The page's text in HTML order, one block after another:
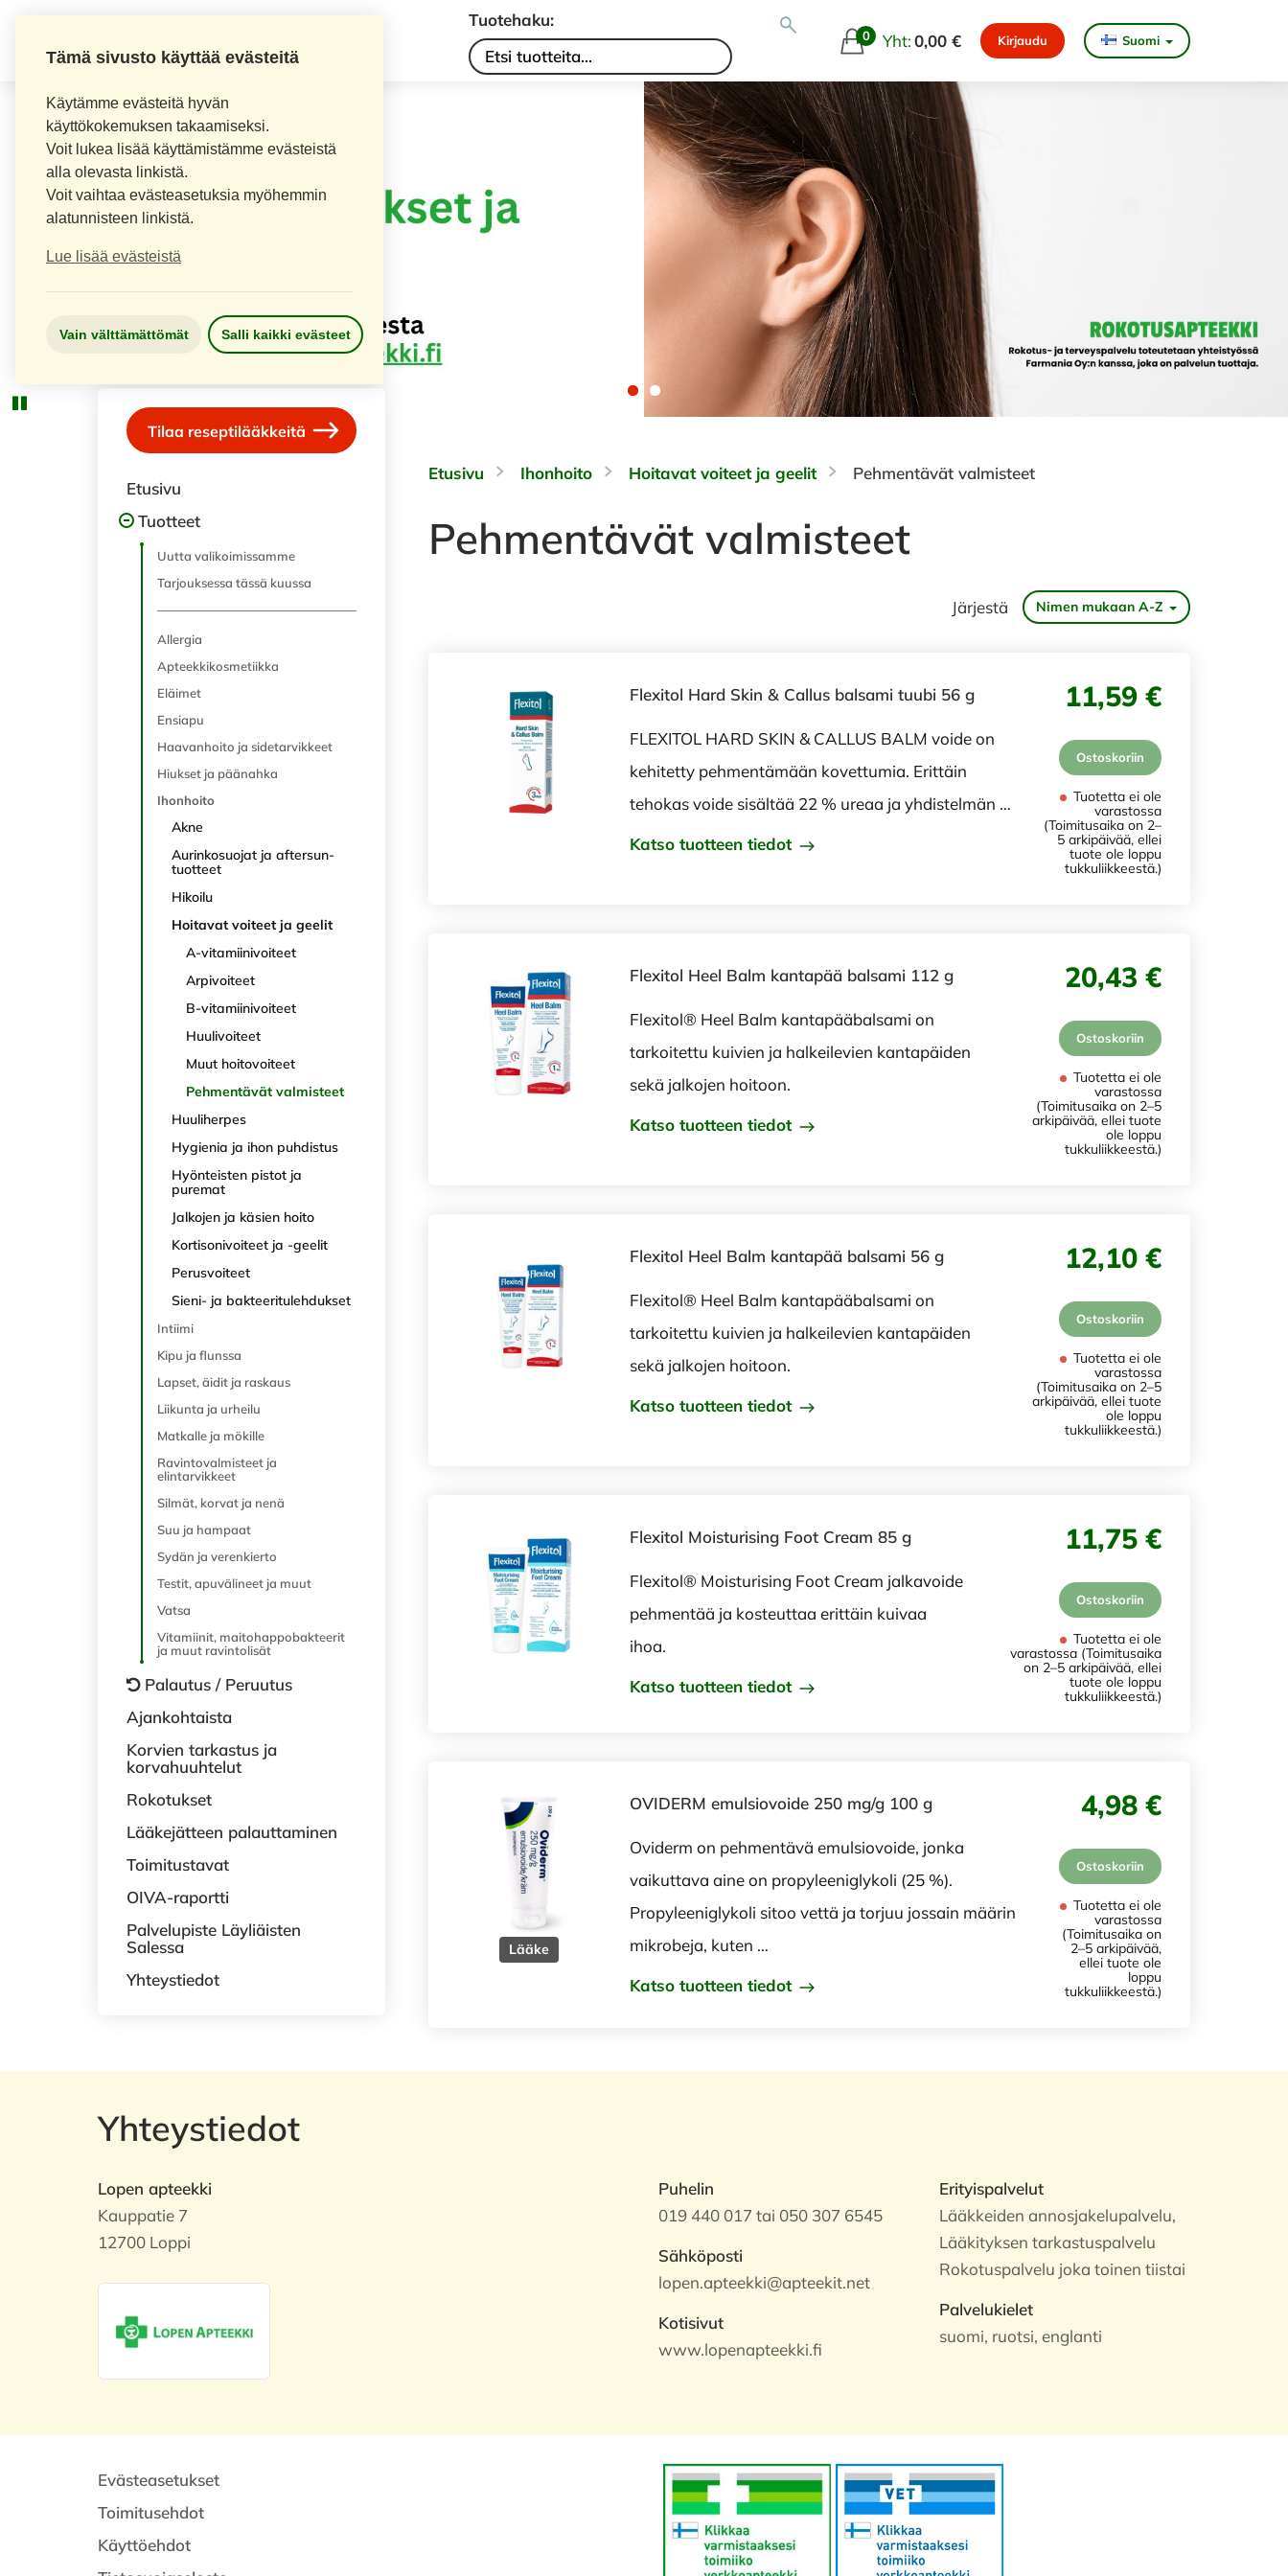
Tämä sivusto käyttää evästeitä
Käytämme evästeitä hyvän
käyttökokemuksen takaamiseksi.
Voit lukea lisää käyttämistämme evästeistä
alla olevasta linkistä.
Voit vaihtaa evästeasetuksia myöhemmin
alatunnisteen linkistä.
Lue lisää evästeistä
Vain välttämättömät Salli kaikki evästeet
Tuotehaku:
0 Yht:0,00 € Kirjaudu Suomi
Tilaa reseptilääkkeitä
Etusivu
Tuotteet
Uutta valikoimissamme
Tarjouksessa tässä kuussa
Allergia
Apteekkikosmetiikka
Eläimet
Ensiapu
Haavanhoito ja sidetarvikkeet
Hiukset ja päänahka
Ihonhoito
Akne
Aurinkosuojat ja aftersun-
tuotteet
Hikoilu
Hoitavat voiteet ja geelit
A-vitamiinivoiteet
Arpivoiteet
B-vitamiinivoiteet
Huulivoiteet
Muut hoitovoiteet
Pehmentävät valmisteet
Huuliherpes
Hygienia ja ihon puhdistus
Hyönteisten pistot ja
puremat
Jalkojen ja käsien hoito
Kortisonivoiteet ja -geelit
Perusvoiteet
Sieni- ja bakteeritulehdukset
Intiimi
Kipu ja flunssa
Lapset, äidit ja raskaus
Liikunta ja urheilu
Matkalle ja mökille
Ravintovalmisteet ja
elintarvikkeet
Silmät, korvat ja nenä
Suu ja hampaat
Sydän ja verenkierto
Testit, apuvälineet ja muut
Vatsa
Vitamiinit, maitohappobakteerit
ja muut ravintolisät
Palautus / Peruutus
Ajankohtaista
Korvien tarkastus ja
korvahuuhtelut
Rokotukset
Lääkejätteen palauttaminen
Toimitustavat
OIVA-raportti
Palvelupiste Läyliäisten
Salessa
Yhteystiedot
Etusivu Ihonhoito Hoitavat voiteet ja geelit Pehmentävät valmisteet
Pehmentävät valmisteet
Järjestä Nimen mukaan A-Z
Flexitol Hard Skin & Callus balsami tuubi 56 g
FLEXITOL HARD SKIN & CALLUS BALM voide on
kehitetty pehmentämään kovettumia. Erittäin
tehokas voide sisältää 22 % ureaa ja yhdistelmän …
Katso tuotteen tiedot
11,59 €
Ostoskoriin
Tuotetta ei ole
varastossa
(Toimitusaika on 2–
5 arkipäivää, ellei
tuote ole loppu
tukkuliikkeestä.)
Flexitol Heel Balm kantapää balsami 112 g
Flexitol® Heel Balm kantapääbalsami on
tarkoitettu kuivien ja halkeilevien kantapäiden
sekä jalkojen hoitoon.
Katso tuotteen tiedot
20,43 €
Ostoskoriin
Tuotetta ei ole
varastossa
(Toimitusaika on 2–5
arkipäivää, ellei tuote
ole loppu
tukkuliikkeestä.)
Flexitol Heel Balm kantapää balsami 56 g
Flexitol® Heel Balm kantapääbalsami on
tarkoitettu kuivien ja halkeilevien kantapäiden
sekä jalkojen hoitoon.
Katso tuotteen tiedot
12,10 €
Ostoskoriin
Tuotetta ei ole
varastossa
(Toimitusaika on 2–5
arkipäivää, ellei tuote
ole loppu
tukkuliikkeestä.)
Flexitol Moisturising Foot Cream 85 g
Flexitol® Moisturising Foot Cream jalkavoide
pehmentää ja kosteuttaa erittäin kuivaa
ihoa.
Katso tuotteen tiedot
11,75 €
Ostoskoriin
Tuotetta ei ole
varastossa (Toimitusaika
on 2–5 arkipäivää, ellei
tuote ole loppu
tukkuliikkeestä.)
Lääke
OVIDERM emulsiovoide 250 mg/g 100 g
Oviderm on pehmentävä emulsiovoide, jonka
vaikuttava aine on propyleeniglykoli (25 %).
Propyleeniglykoli sitoo vettä ja torjuu jossain määrin
mikrobeja, kuten …
Katso tuotteen tiedot
4,98 €
Ostoskoriin
Tuotetta ei ole
varastossa
(Toimitusaika on
2–5 arkipäivää,
ellei tuote ole
loppu
tukkuliikkeestä.)
Yhteystiedot
Lopen apteekki
Kauppatie 7
12700 Loppi
Puhelin
019 440 017 tai 050 307 6545
Sähköposti
lopen.apteekki@apteekit.net
Kotisivut
www.lopenapteekki.fi
Erityispalvelut
Lääkkeiden annosjakelupalvelu,
Lääkityksen tarkastuspalvelu
Rokotuspalvelu joka toinen tiistai
Palvelukielet
suomi, ruotsi, englanti
Evästeasetukset
Toimitusehdot
Käyttöehdot